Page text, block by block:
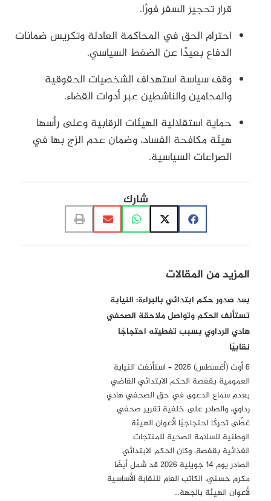
قرار تحجير السفر فورًا.
احترام الحق في المحاكمة العادلة وتكريس ضمانات
الدفاع بعيدًا عن الضغط السياسي.
وقف سياسة استهداف الشخصيات الحقوقية
والمحامين والناشطين عبر أدوات القضاء.
حماية استقلالية الهيئات الرقابية وعلى رأسها
هيئة مكافحة الفساد، وضمان عدم الزج بها في
الصراعات السياسية.
شارك
المزيد من المقالات
بعد صدور حكم ابتدائي بالبراءة: النيابة
تستأنف الحكم وتواصل ملاحقة الصحفي
هادي الرداوي بسبب تغطيته احتجاجًا
نقابيًا
6 أوت (أغسطس) 2026 – استأنفت النيابة
العمومية بقفصة الحكم الابتدائي القاضي
بعدم سماع الدعوى في حق الصحفي هادي
رداوي، والصادر على خلفية تقرير صحفي
غطّى تحركًا احتجاجيًا لأعوان الهيئة
الوطنية للسلامة الصحية للمنتجات
الغذائية بقفصة. وكان الحكم الابتدائي
الصادر يوم 14 جويلية 2026 قد شمل أيضًا
مكرم حسني، الكاتب العام للنقابة الأساسية
لأعوان الهيئة بالجهة…